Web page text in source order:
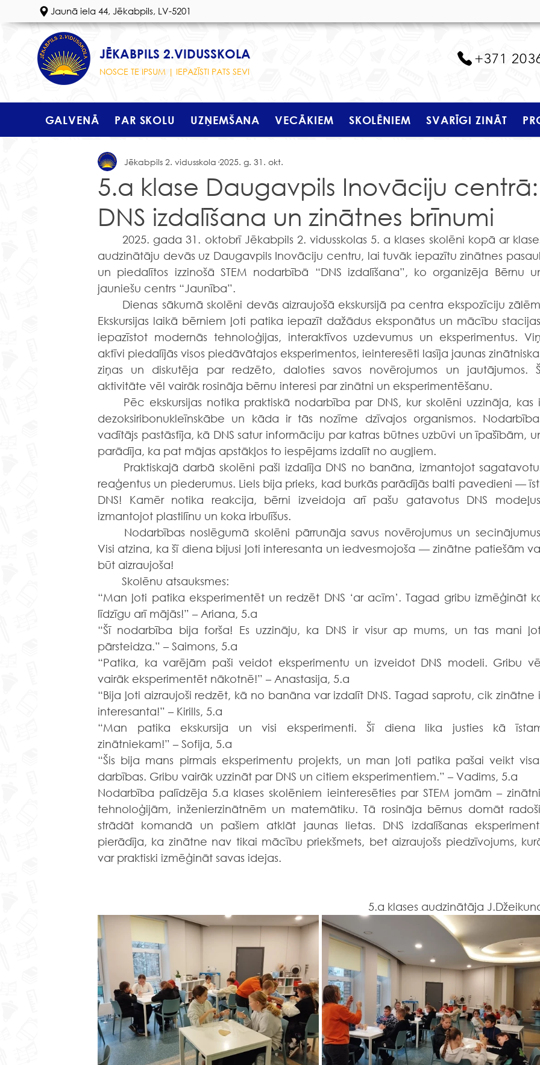
Jaunā iela 44, Jēkabpils, LV-5201
JĒKABPILS 2.VIDUSSKOLA
NOSCE TE IPSUM | IEPAZĪSTI PATS SEVI
+371
GALVENĀ PAR SKOLU UZŅEMŠANA VECĀKIEM SKOLĒNIEM SVARĪGI ZINĀT
5.a klase Daugavpils Inovāciju centrā:
DNS izdalīšana un zinātnes brīnumi
Jēkabpils 2. vidusskola 2025. g. 31. okt.
audzinātāju devās uz Daugavpils Inovāciju centru, lai tuvāk iepazītu zinātnes
un piedalītos izzinošā STEM nodarbībā “DNS izdalīšana”, ko organizēja Bērnu
jauniešu centrs “Jaunība”.
Ekskursijas laikā bērniem ļoti patika iepazīt dažādus eksponātus un mācību
iepazīstot modernās tehnoloģijas, interaktīvos uzdevumus un eksperimentus.
aktīvi piedalījās visos piedāvātajos eksperimentos, ieinteresēti lasīja jaunas
ziņas un diskutēja par redzēto, daloties savos novērojumos un jautājumos.
aktivitāte vēl vairāk rosināja bērnu interesi par zinātni un eksperimentēšanu.
dezoksiribonukleīnskābe un kāda ir tās nozīme dzīvajos organismos.
vadītājs pastāstīja, kā DNS satur informāciju par katras būtnes uzbūvi un īpašībām,
parādīja, ka pat mājas apstākļos to iespējams izdalīt no augļiem.
reaģentus un piederumus. Liels bija prieks, kad burkās parādījās balti pavedieni —
DNS! Kamēr notika reakcija, bērni izveidoja arī pašu gatavotus DNS
izmantojot plastilīnu un koka irbulīšus.
Visi atzina, ka šī diena bijusi ļoti interesanta un iedvesmojoša — zinātne patiešām
būt aizraujoša!
	Skolēnu atsauksmes:
“Man ļoti patika eksperimentēt un redzēt DNS ‘ar acīm’. Tagad gribu izmēģināt
līdzīgu arī mājās!” – Ariana, 5.a
“Šī nodarbība bija forša! Es uzzināju, ka DNS ir visur ap mums, un tas mani
pārsteidza.” – Saimons, 5.a
“Patika, ka varējām paši veidot eksperimentu un izveidot DNS modeli. Gribu
vairāk eksperimentēt nākotnē!” – Anastasija, 5.a
“Bija ļoti aizraujoši redzēt, kā no banāna var izdalīt DNS. Tagad saprotu, cik zinātne
interesanta!” – Kirills, 5.a
“Man patika ekskursija un visi eksperimenti. Šī diena lika justies kā
zinātniekam!” – Sofija, 5.a
“Šis bija mans pirmais eksperimentu projekts, un man ļoti patika pašai veikt
darbības. Gribu vairāk uzzināt par DNS un citiem eksperimentiem.” – Vadims, 5.a
Nodarbība palīdzēja 5.a klases skolēniem ieinteresēties par STEM jomām –
tehnoloģijām, inženierzinātnēm un matemātiku. Tā rosināja bērnus domāt
strādāt komandā un pašiem atklāt jaunas lietas. DNS izdalīšanas
pierādīja, ka zinātne nav tikai mācību priekšmets, bet aizraujošs piedzīvojums,
var praktiski izmēģināt savas idejas.
5.a klases audzinātāja